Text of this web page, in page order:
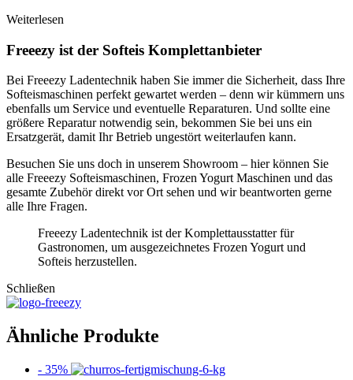
Weiterlesen
Freeezy ist der Softeis Komplettanbieter
Bei Freeezy Ladentechnik haben Sie immer die Sicherheit, dass Ihre
Softeismaschinen perfekt gewartet werden – denn wir kümmern uns
ebenfalls um Service und eventuelle Reparaturen. Und sollte eine
größere Reparatur notwendig sein, bekommen Sie bei uns ein
Ersatzgerät, damit Ihr Betrieb ungestört weiterlaufen kann.
Besuchen Sie uns doch in unserem Showroom – hier können Sie
alle Freeezy Softeismaschinen, Frozen Yogurt Maschinen und das
gesamte Zubehör direkt vor Ort sehen und wir beantworten gerne
alle Ihre Fragen.
Freeezy Ladentechnik ist der Komplettausstatter für
Gastronomen, um ausgezeichnetes Frozen Yogurt und
Softeis herzustellen.
Schließen
Ähnliche Produkte
- 35%